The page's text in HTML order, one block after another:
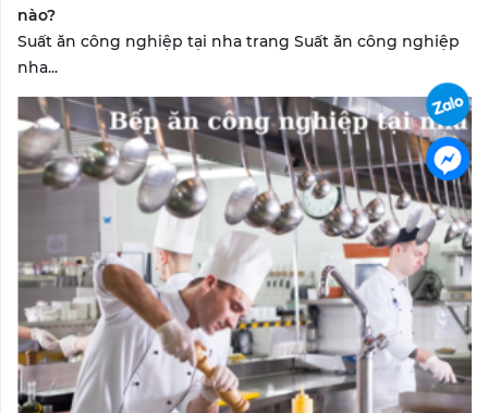
nào?
Suất ăn công nghiệp tại nha trang Suất ăn công nghiệp
nha...